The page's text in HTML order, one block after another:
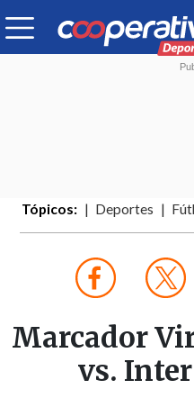
Tópicos: Deportes
Marcador
vs.